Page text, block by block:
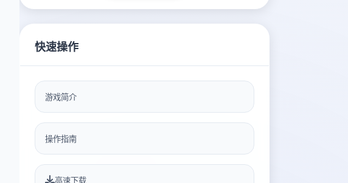
快速操作
游戏简介
操作指南
高速下载